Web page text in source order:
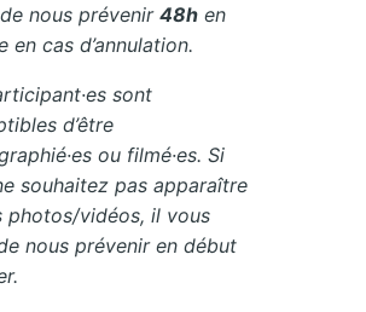
nous prévenir48h en
en cas d’annulation.
sont
d’être
ou filmé·es. Si
souhaitez pas apparaître
photos/vidéos, il vous
nous prévenir en début